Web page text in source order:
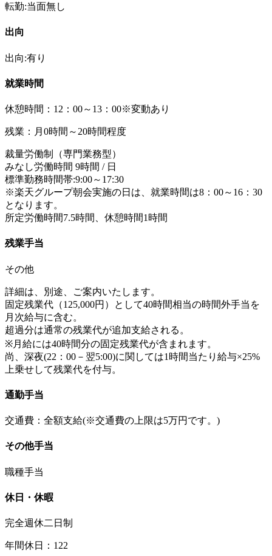
転勤:当面無し
出向
出向:有り
就業時間
休憩時間：12：00～13：00※変動あり
残業：月0時間～20時間程度
裁量労働制（専門業務型）
みなし労働時間 9時間 / 日
標準勤務時間帯:9:00～17:30
※楽天グループ朝会実施の日は、就業時間は8：00～16：30
となります。
所定労働時間7.5時間、休憩時間1時間
残業手当
その他
詳細は、別途、ご案内いたします。
固定残業代（125,000円）として40時間相当の時間外手当を
月次給与に含む。
超過分は通常の残業代が追加支給される。
※月給には40時間分の固定残業代が含まれます。
尚、深夜(22：00－翌5:00)に関しては1時間当たり給与×25%
上乗せして残業代を付与。
通勤手当
交通費：全額支給(※交通費の上限は5万円です。)
その他手当
職種手当
休日・休暇
完全週休二日制
年間休日：122